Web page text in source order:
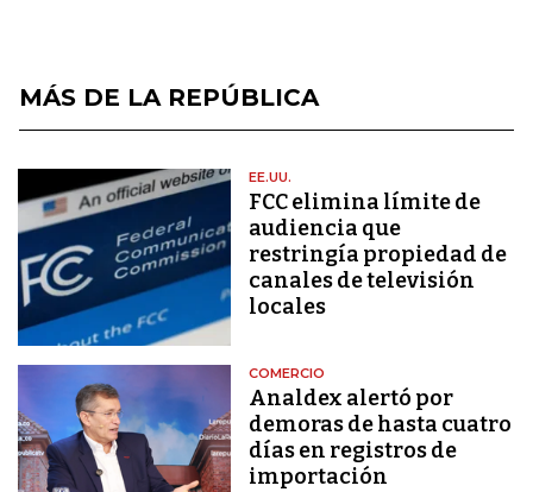
MÁS DE LA REPÚBLICA
EE.UU.
FCC elimina límite de
audiencia que
restringía propiedad de
canales de televisión
locales
COMERCIO
Analdex alertó por
demoras de hasta cuatro
días en registros de
importación